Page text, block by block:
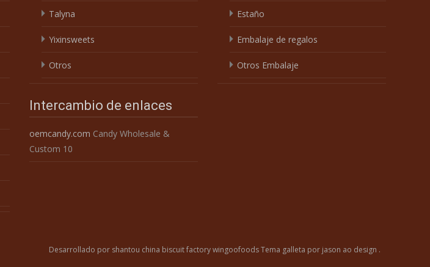
Talyna
Yixinsweets
Otros
Estaño
Embalaje de regalos
Otros Embalaje
Intercambio de enlaces
oemcandy.com Candy Wholesale &
Custom 10
Desarrollado por shantou china biscuit factory wingoofoodsTema galleta por jason ao design .